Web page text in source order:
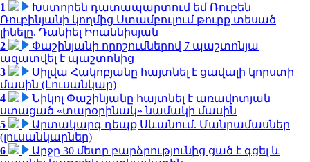
1
Խստորեն դատապարտում եմ Ռուբեն
Ռուբինյանի կողմից Ստամբուլում թուրք տեսած
լինելը. Դանիել Իոաննիսյան
2
Փաշինյանի որոշումներով 7 պաշտոնյա
ազատվել է պաշտոնից
3
Սիլվա Հակոբյանը հայտնել է ցավալի կորստի
մասին (Լուսանկար)
4
Նիկոլ Փաշինյանը հայտնել է առավոտյան
ստացած «տարօրինակ» նամակի մասին
5
Արտակարգ դեպք Սևանում. Մանրամասներ
(լուսանկարներ)
6
Արջը 30 մետր բարձրությունից ցած է գցել և